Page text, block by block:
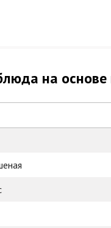
на основе